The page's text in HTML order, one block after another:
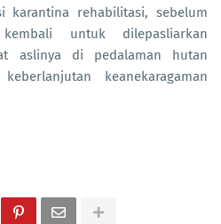
karantina rehabilitasi, sebelum
untuk dilepasliarkan
aslinya di pedalaman hutan
keanekaragaman